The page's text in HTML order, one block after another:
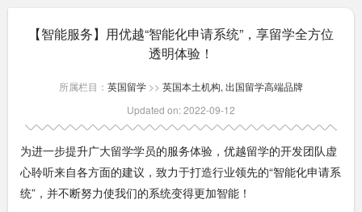
【智能服务】用优越“智能化申请系统”，享留学全方位
透明体验！
所属栏目： 英国留学 >> 英国本土机构, 出国留学高端品牌
Updated on: 2022-09-12
为进一步提升广大留学学员的服务体验，优越留学的开发团队虚
心聆听来自各方面的建议，致力于打造行业领先的“智能化申请系
统”，并不断努力使我们的系统变得更加智能！